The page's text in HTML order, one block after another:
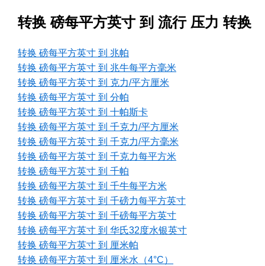
转换 磅每平方英寸 到 流行 压力 转换
转换 磅每平方英寸 到 兆帕
转换 磅每平方英寸 到 兆牛每平方毫米
转换 磅每平方英寸 到 克力/平方厘米
转换 磅每平方英寸 到 分帕
转换 磅每平方英寸 到 十帕斯卡
转换 磅每平方英寸 到 千克力/平方厘米
转换 磅每平方英寸 到 千克力/平方毫米
转换 磅每平方英寸 到 千克力每平方米
转换 磅每平方英寸 到 千帕
转换 磅每平方英寸 到 千牛每平方米
转换 磅每平方英寸 到 千磅力每平方英寸
转换 磅每平方英寸 到 千磅每平方英寸
转换 磅每平方英寸 到 华氏32度水银英寸
转换 磅每平方英寸 到 厘米帕
转换 磅每平方英寸 到 厘米水（4°C）